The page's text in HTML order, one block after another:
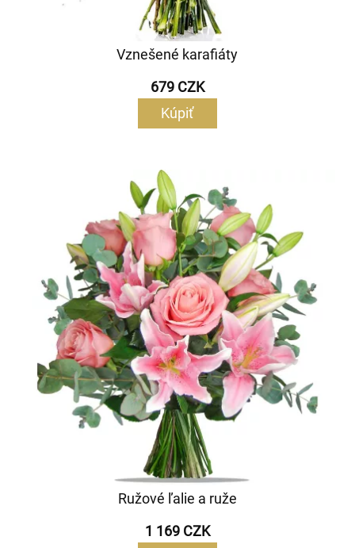
Vznešené karafiáty
679 CZK
Kúpiť
Ružové ľalie a ruže
1 169 CZK